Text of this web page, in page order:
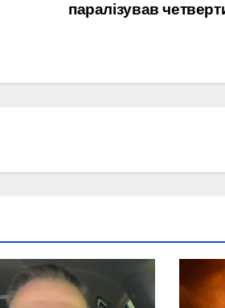
паралізував